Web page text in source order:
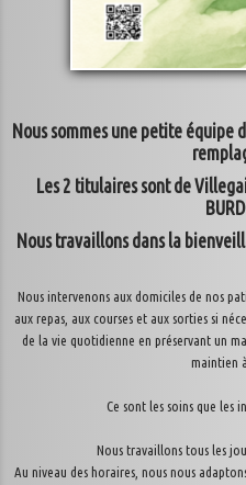
Nous sommes une petite
Les 2 titulaires sont de
Nous travaillons dans la
Nous intervenons aux domiciles de nos
aux repas, aux courses et aux sorties si
de la vie quotidienne en préservant un
maintien
Ce sont les soins que les
Nous travaillons tous les
Au niveau des horaires, nous nous